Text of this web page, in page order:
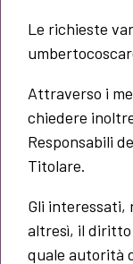
Le richieste
Attraverso i
chiedere
Responsabili
Titolare.
Gli interessati,
altresì, il diritto
quale autorità